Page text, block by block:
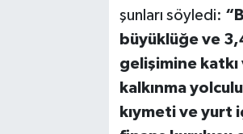
şunları söyledi:
büyüklüğe ve
gelişimine
kalkınma
kıymeti ve yurt